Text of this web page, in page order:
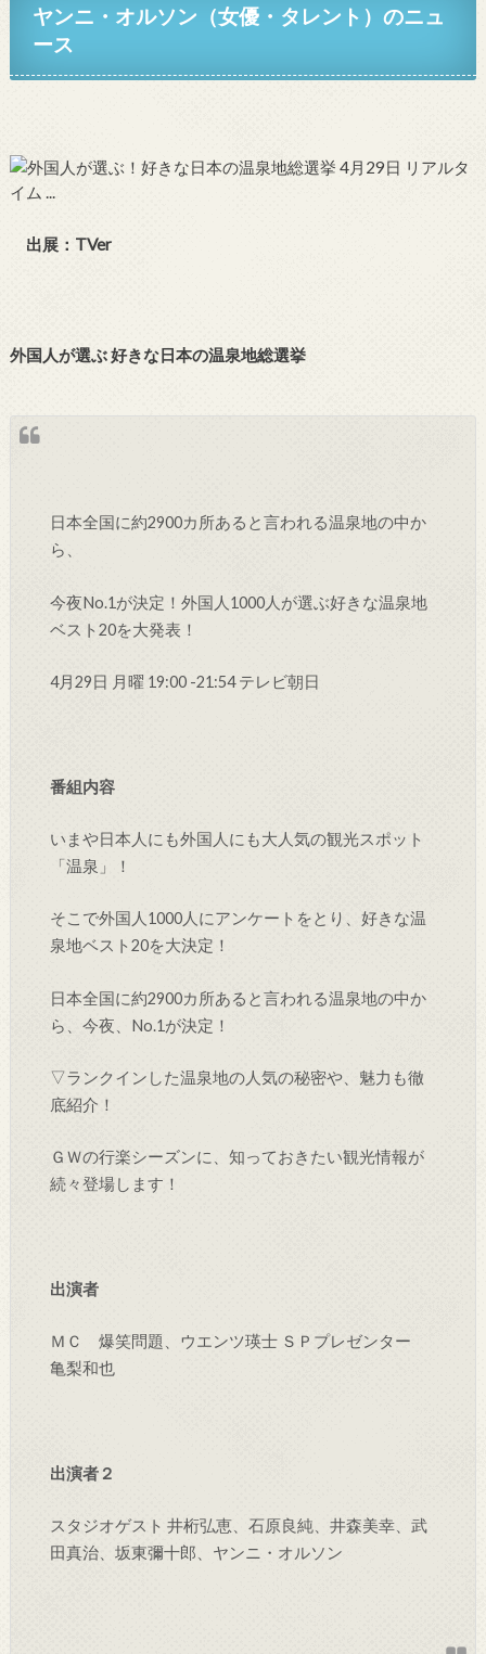
ヤンニ・オルソン（女優・タレント）のニュ
ース
出展：TVer
外国人が選ぶ 好きな日本の温泉地総選挙
日本全国に約2900カ所あると言われる温泉地の中か
ら、
今夜No.1が決定！外国人1000人が選ぶ好きな温泉地
ベスト20を大発表！
4月29日 月曜 19:00 -21:54 テレビ朝日
番組内容
いまや日本人にも外国人にも大人気の観光スポット
「温泉」！
そこで外国人1000人にアンケートをとり、好きな温
泉地ベスト20を大決定！
日本全国に約2900カ所あると言われる温泉地の中か
ら、今夜、No.1が決定！
▽ランクインした温泉地の人気の秘密や、魅力も徹
底紹介！
ＧＷの行楽シーズンに、知っておきたい観光情報が
続々登場します！
出演者
ＭＣ 爆笑問題、ウエンツ瑛士 ＳＰプレゼンター
亀梨和也
出演者２
スタジオゲスト 井桁弘恵、石原良純、井森美幸、武
田真治、坂東彌十郎、ヤンニ・オルソン